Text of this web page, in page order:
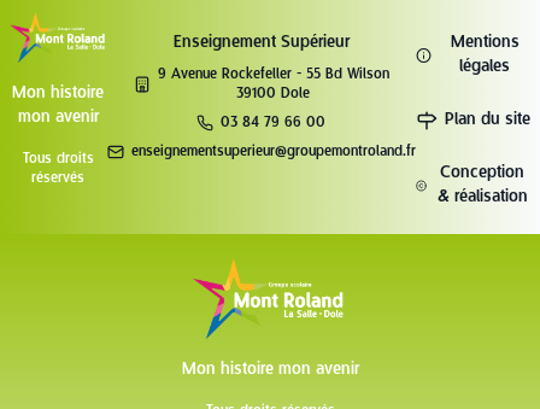
Mon histoire
mon avenir
Tous droits
réservés
Enseignement Supérieur
9 Avenue Rockefeller - 55 Bd Wilson
39100 Dole
03 84 79 66 00
enseignementsuperieur@groupemontroland.fr
Mentions
légales
Plan du site
Conception
& réalisation
Mon histoire mon avenir